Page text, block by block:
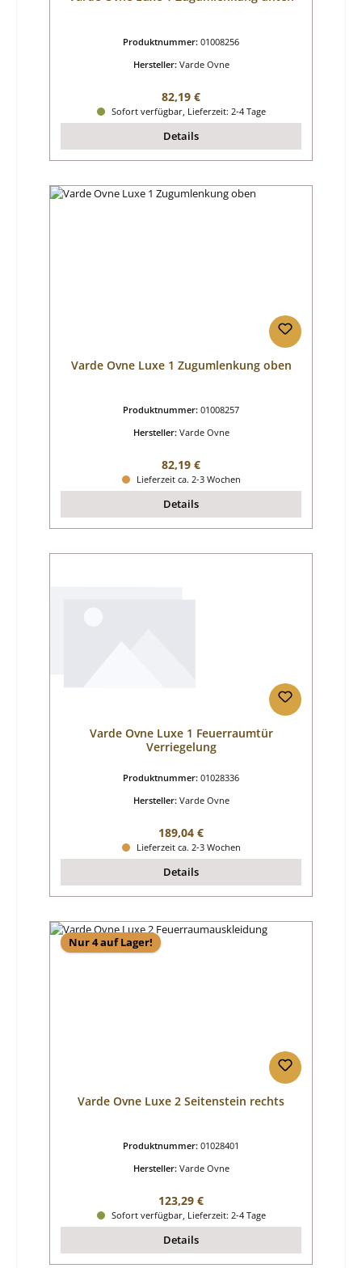
Produktnummer: 01008256
Hersteller: Varde Ovne
Regulärer Preis:
82,19 €
Sofort verfügbar, Lieferzeit: 2-4 Tage
Details
Varde Ovne Luxe 1 Zugumlenkung oben
Produktnummer: 01008257
Hersteller: Varde Ovne
Regulärer Preis:
82,19 €
Lieferzeit ca. 2-3 Wochen
Details
Varde Ovne Luxe 1 Feuerraumtür
Verriegelung
Produktnummer: 01028336
Hersteller: Varde Ovne
Regulärer Preis:
189,04 €
Lieferzeit ca. 2-3 Wochen
Details
Nur 4 auf Lager!
Varde Ovne Luxe 2 Seitenstein rechts
Produktnummer: 01028401
Hersteller: Varde Ovne
Regulärer Preis:
123,29 €
Sofort verfügbar, Lieferzeit: 2-4 Tage
Details